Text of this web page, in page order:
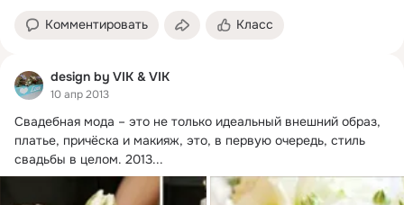
Комментировать Класс
design by VIK & VIK
10 апр 2013
Свадебная мода – это не только идеальный внешний образ,
платье, причёска и макияж, это, в первую очередь, стиль
свадьбы в целом. 2013...